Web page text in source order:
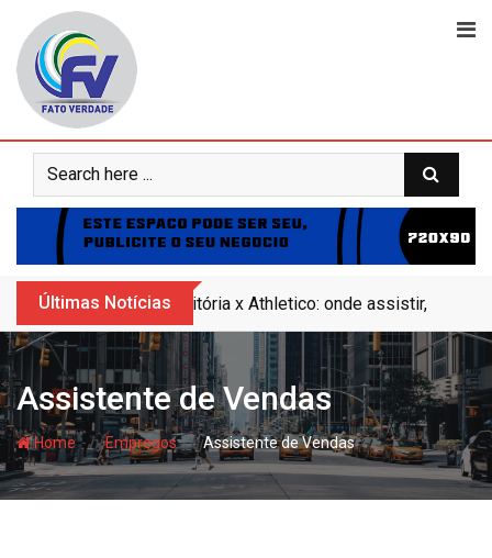
content
Últimas Notícias Vitória x Athletico: onde assistir,
Assistente de Vendas
Home- hjEmpregos- hjAssistente de Vendas